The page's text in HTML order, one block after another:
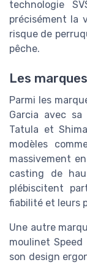
technologie
précisément la
risque de
pêche.
Les
Parmi les
Garcia avec sa
Tatula et
modèles
massivement
casting de
plébiscitent
fiabilité et leurs
Une autre
moulinet
son design